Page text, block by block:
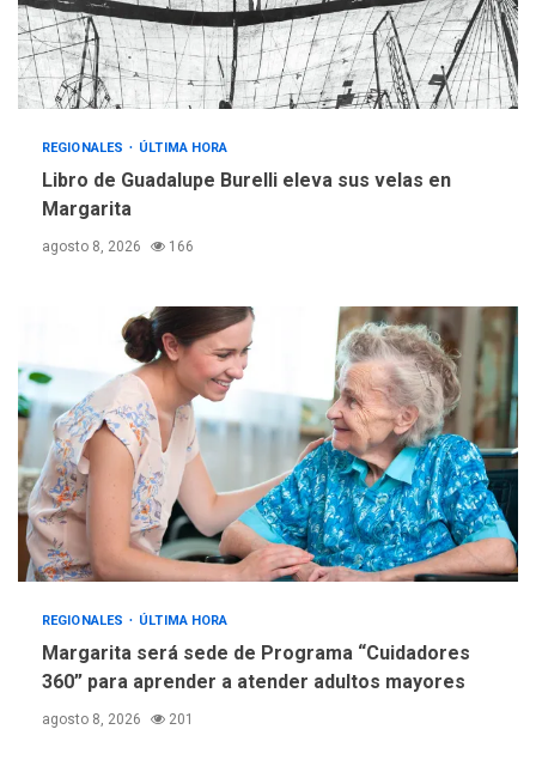
3
adquiridas en un año de
gestión
4
REGIONALES ÚLTIMA HORA
«Juan Bautista Arismendi» a
la altura de Macho Muerto
trabajan en diplomado para
creación y manejo de
estadísticas de turismo
REGIONALES ÚLTIMA HORA
Libro de Guadalupe Burelli eleva sus velas en
Margarita
agosto 8, 2026 166
REGIONALES ÚLTIMA HORA
Margarita será sede de Programa “Cuidadores
360” para aprender a atender adultos mayores
agosto 8, 2026 201